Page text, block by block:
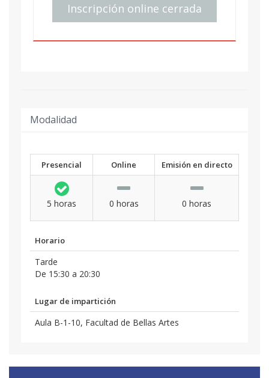
Inscripción online cerrada
Modalidad
Presencial Online Emisión en directo
5 horas 0 horas 0 horas
Horario
Tarde
De 15:30 a 20:30
Lugar de impartición
Aula B-1-10, Facultad de Bellas Artes